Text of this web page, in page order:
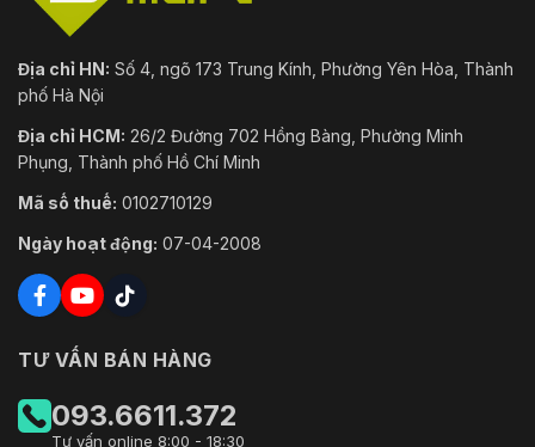
điện
phân cực ngược, khối đầu cuối hai lõi,
PoE: IEEE 802.3at, Lớp 4, tối đa 15 W
Kích
thước
Ø155 mm × 140,4 mm (Ø6,10" × 5,53")
Kích
hàng
206 mm × 206 mm × 230 mm (8,1" × 8,1" ×
9,1")
Cân nặng
Với Trọng
lượng Gói
Xấp xỉ 1200 g (2,6 lb.)
Điều kiện
-30 °C đến 60 °C (-22 °F đến 140 °F). Độ
Địa chỉ HN: Số 4, ngõ 173 Trung Kính, Phường Yên Hòa, Thành
phố Hà Nội
Địa chỉ HCM: 26/2 Đường 702 Hồng Bàng, Phường Minh
Phụng, Thành phố Hồ Chí Minh
Mã số thuế: 0102710129
Ngày hoạt động: 07-04-2008
TƯ VẤN BÁN HÀNG
093.6611.372
Tư vấn online 8:00 - 18:30